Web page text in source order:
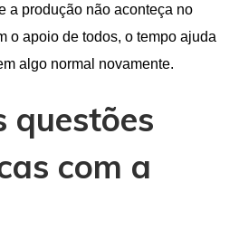
a produção não aconteça no
o apoio de todos, o tempo ajuda
algo normal novamente.
questões
com a